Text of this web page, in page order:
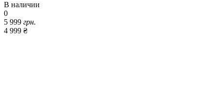
В наличии
0
5 999 грн.
4 999 ₴